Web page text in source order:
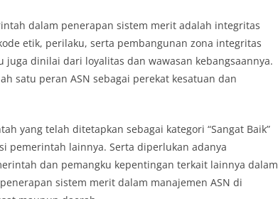
dalam penerapan sistem merit adalah integritas
etik, perilaku, serta pembangunan zona integritas
juga dinilai dari loyalitas dan wawasan kebangsaannya.
satu peran ASN sebagai perekat kesatuan dan
yang telah ditetapkan sebagai kategori “Sangat Baik”
pemerintah lainnya. Serta diperlukan adanya
dan pemangku kepentingan terkait lainnya dalam
sistem merit dalam manajemen ASN di